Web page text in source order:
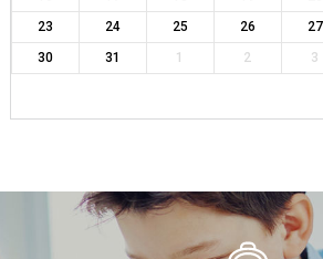
23
24 25 26 27
30
31 1 2 3